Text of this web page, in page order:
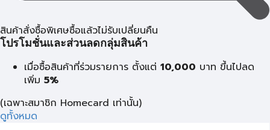
สินค้าสั่งซื้อพิเศษซื้อแล้วไม่รับเปลี่ยนคืน
โปรโมชั่นและส่วนลดกลุ่มสินค้า
เมื่อซื้อสินค้าที่ร่วมรายการ ตั้งแต่ 10,000 บาท ขึ้นไปลด
เพิ่ม 5%
(เฉพาะสมาชิก Homecard เท่านั้น)
ดูทั้งหมด